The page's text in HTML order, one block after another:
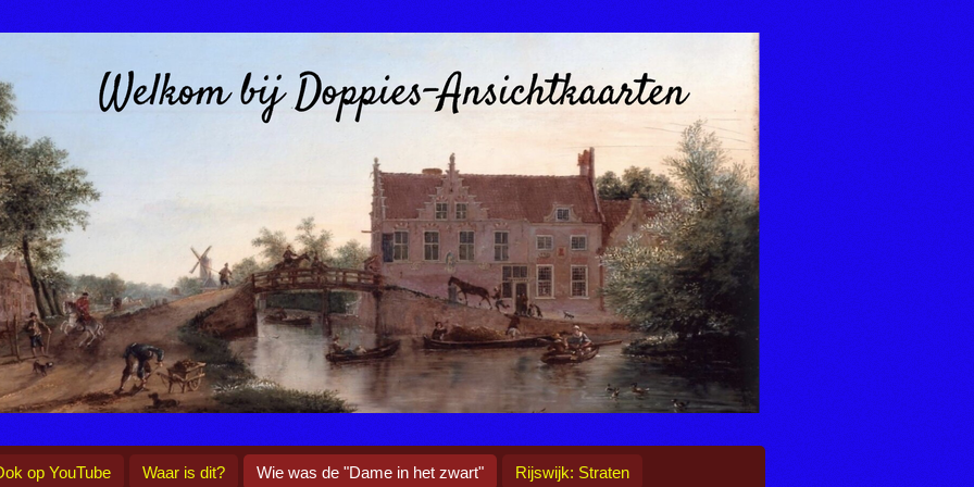
op YouTube Waar is dit? Wie was de "Dame in het zwart" Rijswijk: Straten